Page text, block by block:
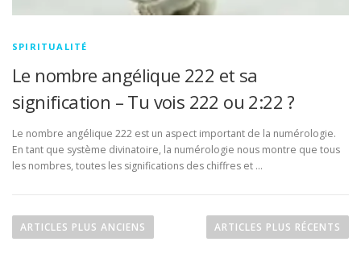
SPIRITUALITÉ
Le nombre angélique 222 et sa
signification – Tu vois 222 ou 2:22 ?
Le nombre angélique 222 est un aspect important de la numérologie.
En tant que système divinatoire, la numérologie nous montre que tous
les nombres, toutes les significations des chiffres et …
aARTICLES PLUS ANCIENS ARTICLES PLUS RÉCENTS